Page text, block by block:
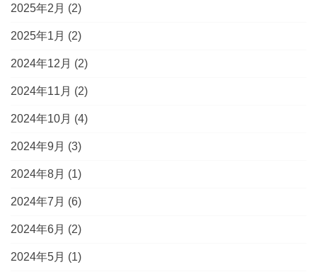
2025年2月 (2)
2025年1月 (2)
2024年12月 (2)
2024年11月 (2)
2024年10月 (4)
2024年9月 (3)
2024年8月 (1)
2024年7月 (6)
2024年6月 (2)
2024年5月 (1)